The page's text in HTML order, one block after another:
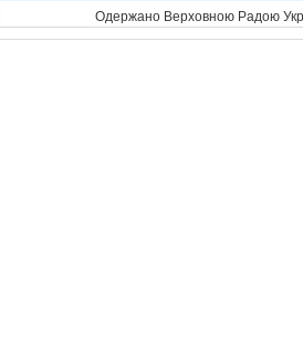
Одержано Верховною Радою